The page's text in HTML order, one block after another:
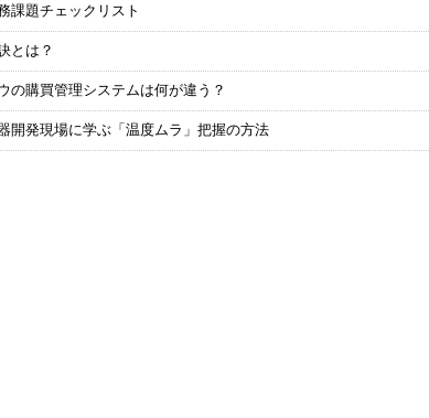
課題チェックリスト
とは？
の購買管理システムは何が違う？
開発現場に学ぶ「温度ムラ」把握の方法